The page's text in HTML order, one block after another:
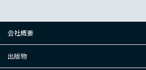
会社概要
出版物